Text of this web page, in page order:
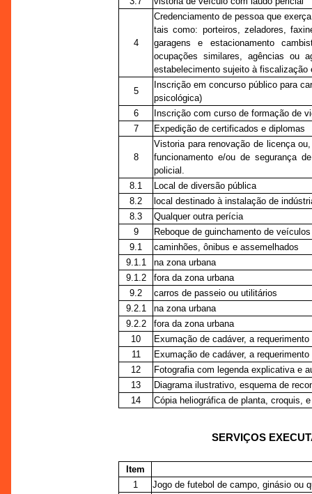
4
Credenciamento de pessoa que
tais como: porteiros, zeladores,
garagens e estacionamento
ocupações similares, agências ou
estabelecimento sujeito à
5
Inscrição em concurso público para
psicológica)
6
Inscrição com curso de formação de
7
Expedição de certificados e diplomas
8
Vistoria para renovação de licença
funcionamento e/ou de segurança
policial.
8.1
Local de diversão pública
8.2
local destinado à instalação de
8.3
Qualquer outra perícia
9
Reboque de guinchamento de
9.1
caminhões, ônibus e assemelhados
9.1.1
na zona urbana
9.1.2
fora da zona urbana
9.2
carros de passeio ou utilitários
9.2.1
na zona urbana
9.2.2
fora da zona urbana
10
Exumação de cadáver, a
11
Exumação de cadáver, a
12
Fotografia com legenda explicativa e
13
Diagrama ilustrativo, esquema de
14
Cópia heliográfica de planta, croquis,
SERVIÇOS
Item
1
Jogo de futebol de campo, ginásio ou